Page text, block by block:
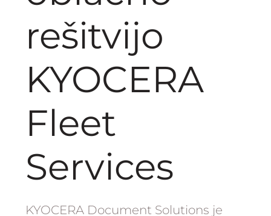
rešitvijo
KYOCERA
Fleet
Services
KYOCERA Document Solutions je